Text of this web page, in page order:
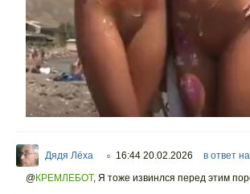
Дядя Лёха ○ 16:44 20.02.2026 в ответ
@КРЕМЛЕБОТ, Я тоже извинлся перед этим